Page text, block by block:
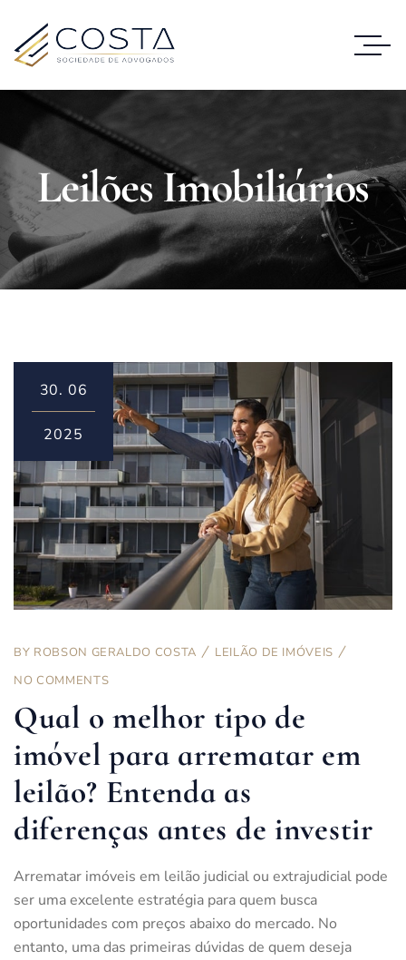
Leilões Imobiliários
30. 06
2025
BY ROBSON GERALDO COSTA
LEILÃO DE IMÓVEIS
NO COMMENTS
Qual o melhor tipo de
imóvel para arrematar em
leilão? Entenda as
diferenças antes de investir
Arrematar imóveis em leilão judicial ou extrajudicial pode
ser uma excelente estratégia para quem busca
oportunidades com preços abaixo do mercado. No
entanto, uma das primeiras dúvidas de quem deseja